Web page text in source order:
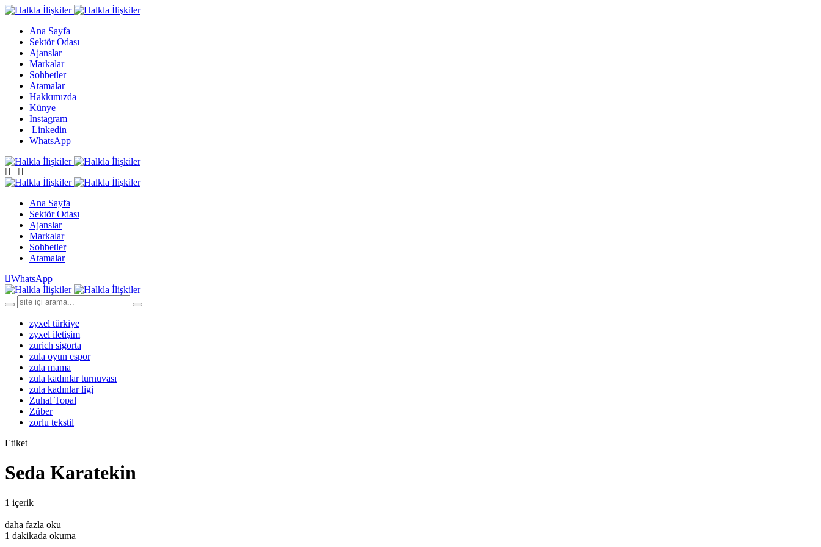
Ana Sayfa
Sektör Odası
Ajanslar
Markalar
Sohbetler
Atamalar
Hakkımızda
Künye
Instagram
Linkedin
WhatsApp
Ana Sayfa
Sektör Odası
Ajanslar
Markalar
Sohbetler
Atamalar
WhatsApp
zyxel türkiye
zyxel iletişim
zurich sigorta
zula oyun espor
zula mama
zula kadınlar turnuvası
zula kadınlar ligi
Zuhal Topal
Züber
zorlu tekstil
Etiket
Seda Karatekin
1 içerik
daha fazla oku
1 dakikada okuma